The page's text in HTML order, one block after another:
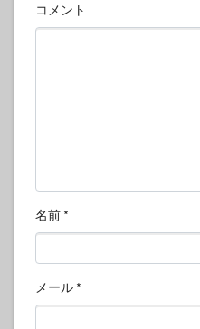
コメント
名前 *
メール *